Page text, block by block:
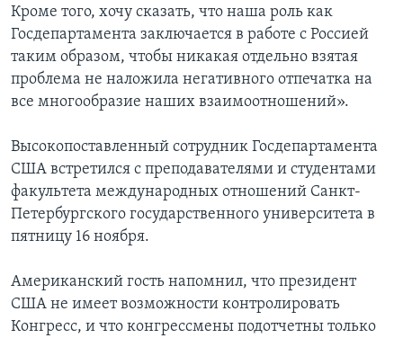
Кроме того, хочу сказать, что наша роль как
Госдепартамента заключается в работе с Россией
таким образом, чтобы никакая отдельно взятая
проблема не наложила негативного отпечатка на
все многообразие наших взаимоотношений».
Высокопоставленный сотрудник Госдепартамента
США встретился с преподавателями и студентами
факультета международных отношений Санкт-
Петербургского государственного университета в
пятницу 16 ноября.
Американский гость напомнил, что президент
США не имеет возможности контролировать
Конгресс, и что конгрессмены подотчетны только